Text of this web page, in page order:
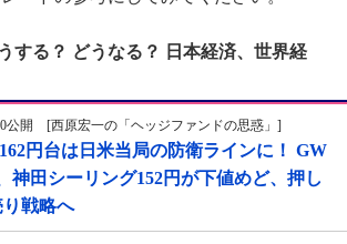
する？ どうなる？ 日本経済、世界経
公開 [西原宏一の「ヘッジファンドの思惑」]
円台は日米当局の防衛ラインに！ GW
神田シーリング152円が下値めど、押し
り戦略へ